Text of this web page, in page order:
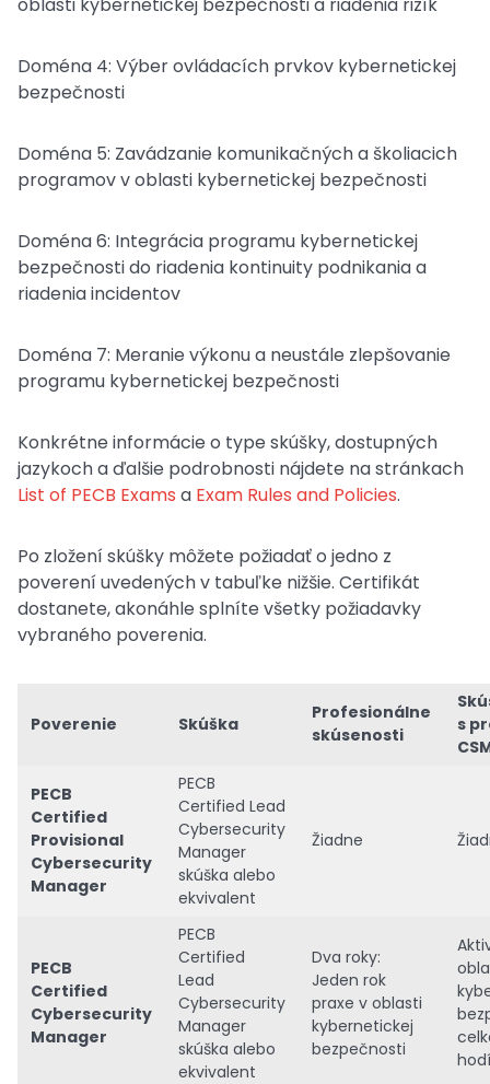
Doména 4: Výber ovládacích prvkov kybernetickej
bezpečnosti
Doména 5: Zavádzanie komunikačných a školiacich
programov v oblasti kybernetickej bezpečnosti
Doména 6: Integrácia programu kybernetickej
bezpečnosti do riadenia kontinuity podnikania a
riadenia incidentov
Doména 7: Meranie výkonu a neustále zlepšovanie
programu kybernetickej bezpečnosti
Konkrétne informácie o type skúšky, dostupných
jazykoch a ďalšie podrobnosti nájdete na stránkach
List of PECB Exams a Exam Rules and Policies.
Po zložení skúšky môžete požiadať o jedno z
poverení uvedených v tabuľke nižšie. Certifikát
dostanete, akonáhle splníte všetky požiadavky
vybraného poverenia.
Poverenie Skúška
Profesionálne
skúsenosti
s
PECB
Certified
Provisional
Cybersecurity
Manager
PECB
Certified Lead
Cybersecurity
Manager
skúška alebo
ekvivalent
Žiadne
PECB
Certified
Cybersecurity
Manager
PECB
Certified
Lead
Cybersecurity
Manager
skúška alebo
ekvivalent
Dva roky:
Jeden rok
praxe v oblasti
kybernetickej
bezpečnosti